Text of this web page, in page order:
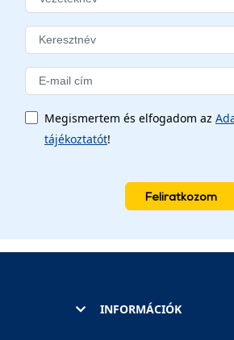
Megismertem és elfogadom az
tájékoztatót!
Feliratkozom
INFORMÁCIÓK